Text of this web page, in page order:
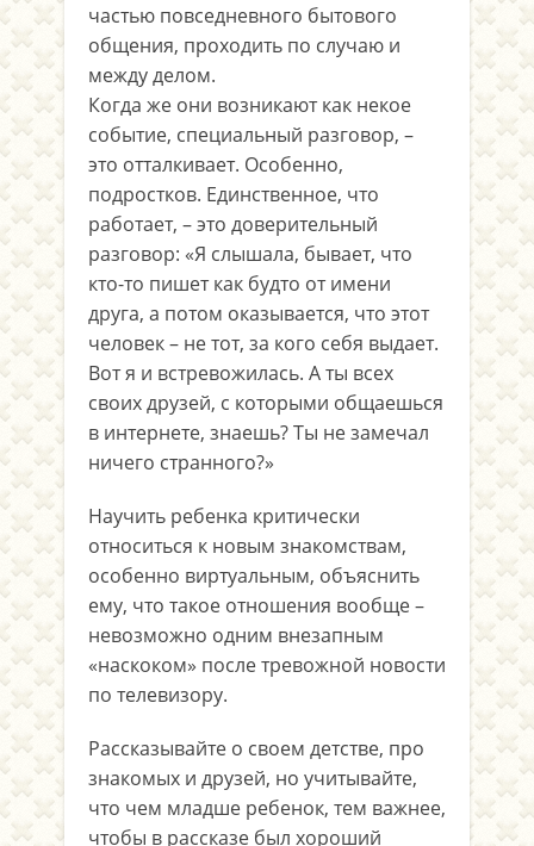
частью повседневного бытового
общения, проходить по случаю и
между делом.
Когда же они возникают как некое
событие, специальный разговор, –
это отталкивает. Особенно,
подростков. Единственное, что
работает, – это доверительный
разговор: «Я слышала, бывает, что
кто-то пишет как будто от имени
друга, а потом оказывается, что этот
человек – не тот, за кого себя выдает.
Вот я и встревожилась. А ты всех
своих друзей, с которыми общаешься
в интернете, знаешь? Ты не замечал
ничего странного?»
Научить ребенка критически
относиться к новым знакомствам,
особенно виртуальным, объяснить
ему, что такое отношения вообще –
невозможно одним внезапным
«наскоком» после тревожной новости
по телевизору.
Рассказывайте о своем детстве, про
знакомых и друзей, но учитывайте,
что чем младше ребенок, тем важнее,
чтобы в рассказе был хороший